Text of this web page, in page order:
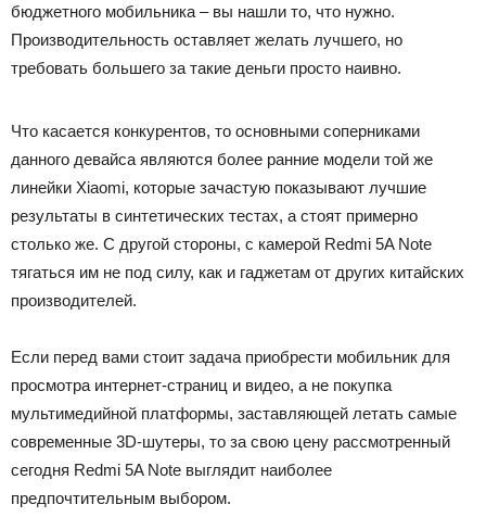
бюджетного мобильника – вы нашли то, что нужно.
Производительность оставляет желать лучшего, но
требовать большего за такие деньги просто наивно.
Что касается конкурентов, то основными соперниками
данного девайса являются более ранние модели той же
линейки Xiaomi, которые зачастую показывают лучшие
результаты в синтетических тестах, а стоят примерно
столько же. С другой стороны, с камерой Redmi 5A Note
тягаться им не под силу, как и гаджетам от других китайских
производителей.
Если перед вами стоит задача приобрести мобильник для
просмотра интернет-страниц и видео, а не покупка
мультимедийной платформы, заставляющей летать самые
современные 3D-шутеры, то за свою цену рассмотренный
сегодня Redmi 5A Note выглядит наиболее
предпочтительным выбором.